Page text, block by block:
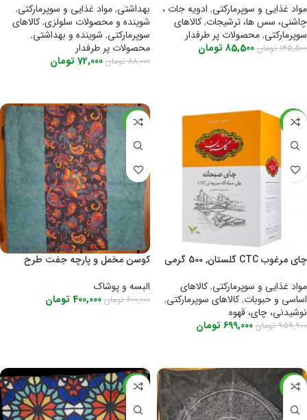
مواد غذایی و سوپرمارکتی, ادویه جات ،
چاشنی، سس ها، ترشیجات,کالاهای
سوپرمارکتی,محصولات پر طرفدار
145,500 تومان 85,500 تومان
بهداشتی,مواد غذایی و سوپرمارکتی,
شوینده و محصولات سلولزی,کالاهای
سوپرمارکتی, شوینده و بهداشتی,
محصولات پر طرفدار
88,000 تومان 72,000 تومان
-27%
چای مرغوب CTC گلستان, 500 گرمی
مواد غذایی و سوپرمارکتی,کالاهای
اساسی و حبوبات,کالاهای سوپرمارکتی,
نوشیدنی، چای، قهوه
959,900 تومان 699,000 تومان
-33%
کوسن مخمل و پارچه جفت طرح
البسه و پوشاک
600,000 تومان 400,000 تومان
-33%
-48%